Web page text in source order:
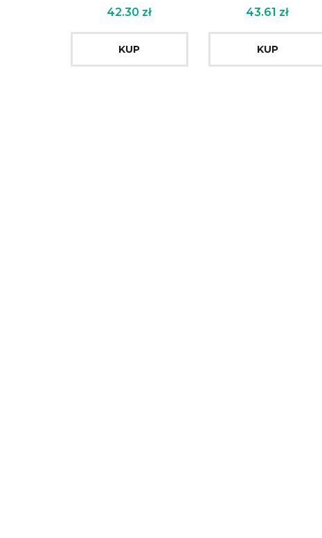
42.30 zł
KUP
43.61 zł
KUP